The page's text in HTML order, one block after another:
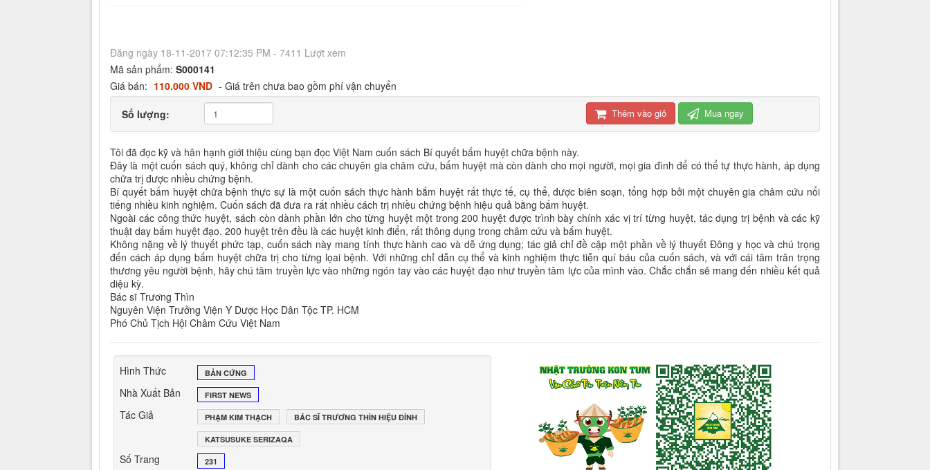
Đăng ngày 18-11-2017 07:12:35 PM - 7411 Lượt xem
Mã sản phẩm: S000141
Giá bán: 110.000 VND - Giá trên chưa bao gồm phí vận chuyển
Số lượng: Thêm vào giỏ Mua ngay
Tôi đã đọc kỹ và hân hạnh giới thiệu cùng bạn đọc Việt Nam cuốn sách Bí quyết bấm huyệt chữa bệnh này.
Đây là một cuốn sách quý, không chỉ dành cho các chuyên gia châm cứu, bấm huyệt mà còn dành cho mọi người, mọi gia đình để có thể tự thực hành, áp dụng
chữa trị được nhiều chứng bệnh.
Bí quyết bấm huyệt chữa bệnh thực sự là một cuốn sách thực hành bắm huyệt rất thực tế, cụ thể, được biên soạn, tổng hợp bởi một chuyên gia châm cứu nổi
tiếng nhiều kinh nghiệm. Cuốn sách đã đưa ra rất nhiều cách trị nhiều chứng bệnh hiệu quả bằng bấm huyệt.
Ngoài các công thức huyệt, sách còn dành phần lớn cho từng huyệt một trong 200 huyệt được trình bày chính xác vị trí từng huyệt, tác dụng trị bệnh và các kỹ
thuật day bấm huyệt đạo. 200 huyệt trên đều là các huyệt kinh điển, rất thông dụng trong châm cứu và bấm huyệt.
Không nặng về lý thuyết phức tạp, cuốn sách này mang tính thực hành cao và dễ ứng dụng; tác giả chỉ đề cập một phần về lý thuyết Đông y học và chú trọng
đến cách áp dụng bấm huyệt chữa trị cho từng lọai bệnh. Với những chỉ dẫn cụ thể và kinh nghiệm thực tiễn quí báu của cuốn sách, và với cái tâm trân trọng
thương yêu người bệnh, hãy chú tâm truyền lực vào những ngón tay vào các huyệt đạo như truyền tâm lực của mình vào. Chắc chắn sẽ mang đến nhiều kết quả
diệu kỳ.
Bác sĩ Trương Thìn
Nguyên Viện Trưởng Viện Y Dược Học Dân Tộc TP. HCM
Phó Chủ Tịch Hội Châm Cứu Việt Nam
Hình Thức BẢN CỨNG
Nhà Xuất Bản FIRST NEWS
Tác Giả PHẠM KIM THẠCH BÁC SĨ TRƯƠNG THÌN HIỆU ĐÍNH
KATSUSUKE SERIZAQA
Số Trang 231